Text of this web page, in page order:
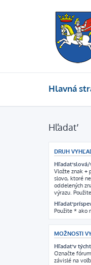
Hlavná
Hľadať
DRUH
Hľadať slová/
Vložte znak +
slovo, ktoré
oddelených
výrazu.
Hľadať
Použite * ako
MOŽNOSTI
Hľadať v
Označte
závislé na